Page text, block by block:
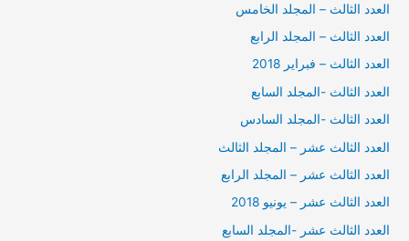
العدد الثالث – المجلد الخامس
العدد الثالث – المجلد الرابع
العدد الثالث – فبراير 2018
العدد الثالث -المجلد السابع
العدد الثالث -المجلد السادس
العدد الثالث عشر – المجلد الثالث
العدد الثالث عشر – المجلد الرابع
العدد الثالث عشر – يونيو 2018
العدد الثالث عشر -المجلد السابع